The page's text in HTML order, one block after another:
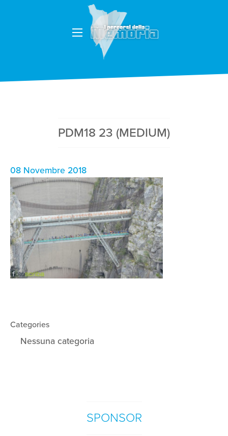
PDM18 23 (MEDIUM)
08 Novembre 2018
Categories
Nessuna categoria
SPONSOR